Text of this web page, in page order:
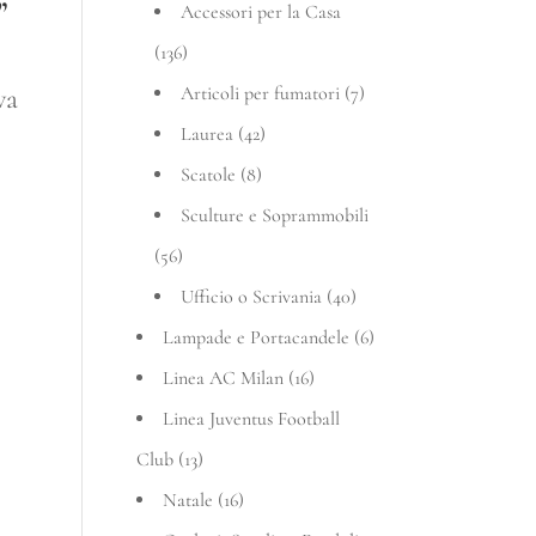
Accessori per la Casa
(136)
Articoli per fumatori (7)
Laurea (42)
Scatole (8)
Sculture e Soprammobili
(56)
Ufficio o Scrivania (40)
Lampade e Portacandele (6)
Linea AC Milan (16)
Linea Juventus Football
Club (13)
Natale (16)